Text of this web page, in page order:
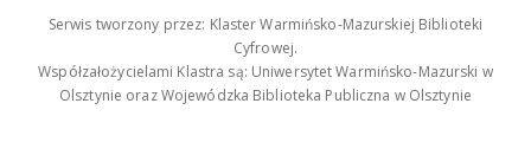
Serwis tworzony przez: Klaster Warmińsko-Mazurskiej Biblioteki
Cyfrowej.
Współzałożycielami Klastra są: Uniwersytet Warmińsko-Mazurski w
Olsztynie oraz Wojewódzka Biblioteka Publiczna w Olsztynie